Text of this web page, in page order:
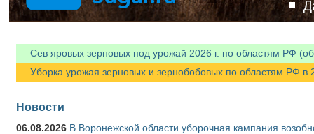
Сев яровых зерновых под урожай 2026 г. по областям РФ
Уборка урожая зерновых и зернобобовых по областям РФ в
Новости
06.08.2026 В Воронежской области уборочная кампания